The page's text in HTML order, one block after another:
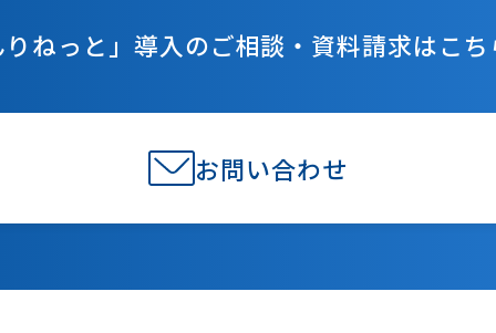
ねっと」導入のご相談・資料請求はこ
お問い合わせ